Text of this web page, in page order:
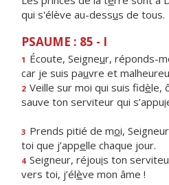
qui s'élève au-dessus de tous.
PSAUME : 85 - I
1 Écoute, Seigneur, réponds-
car je suis pauvre et
2 Veille sur moi qui suis fidèle,
sauve ton serviteur qui s’appui
3 Prends pitié de moi,
toi que j’appelle chaque jour.
4 Seigneur, réjouis ton
vers toi, j’élève mon âme !